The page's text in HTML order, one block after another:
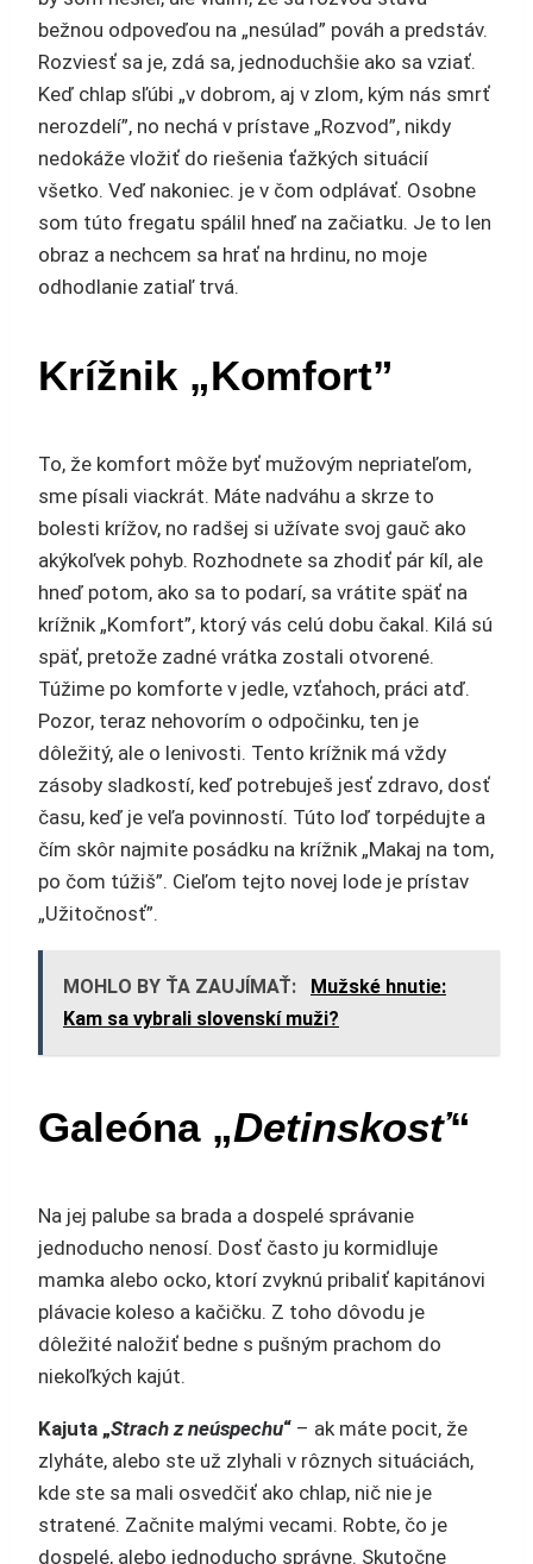
bežnou odpoveďou na „nesúlad” pováh a predstáv.
Rozviesť sa je, zdá sa, jednoduchšie ako sa vziať.
Keď chlap sľúbi „v dobrom, aj v zlom, kým nás smrť
nerozdelí”, no nechá v prístave „Rozvod”, nikdy
nedokáže vložiť do riešenia ťažkých situácií
všetko. Veď nakoniec. je v čom odplávať. Osobne
som túto fregatu spálil hneď na začiatku. Je to len
obraz a nechcem sa hrať na hrdinu, no moje
odhodlanie zatiaľ trvá.
Krížnik „Komfort”
To, že komfort môže byť mužovým nepriateľom,
sme písali viackrát. Máte nadváhu a skrze to
bolesti krížov, no radšej si užívate svoj gauč ako
akýkoľvek pohyb. Rozhodnete sa zhodiť pár kíl, ale
hneď potom, ako sa to podarí, sa vrátite späť na
krížnik „Komfort”, ktorý vás celú dobu čakal. Kilá sú
späť, pretože zadné vrátka zostali otvorené.
Túžime po komforte v jedle, vzťahoch, práci atď.
Pozor, teraz nehovorím o odpočinku, ten je
dôležitý, ale o lenivosti. Tento krížnik má vždy
zásoby sladkostí, keď potrebuješ jesť zdravo, dosť
času, keď je veľa povinností. Túto loď torpédujte a
čím skôr najmite posádku na krížnik „Makaj na tom,
po čom túžiš”. Cieľom tejto novej lode je prístav
„Užitočnosť”.
MOHLO BY ŤA ZAUJÍMAŤ:
Mužské hnutie:
Kam sa vybrali slovenskí muži?
Galeóna „Detinskosť“
Na jej palube sa brada a dospelé správanie
jednoducho nenosí. Dosť často ju kormidluje
mamka alebo ocko, ktorí zvyknú pribaliť kapitánovi
plávacie koleso a kačičku. Z toho dôvodu je
dôležité naložiť bedne s pušným prachom do
niekoľkých kajút.
Kajuta „Strach z neúspechu“ – ak máte pocit, že
zlyháte, alebo ste už zlyhali v rôznych situáciách,
kde ste sa mali osvedčiť ako chlap, nič nie je
stratené. Začnite malými vecami. Robte, čo je
dospelé, alebo jednoducho správne. Skutočne